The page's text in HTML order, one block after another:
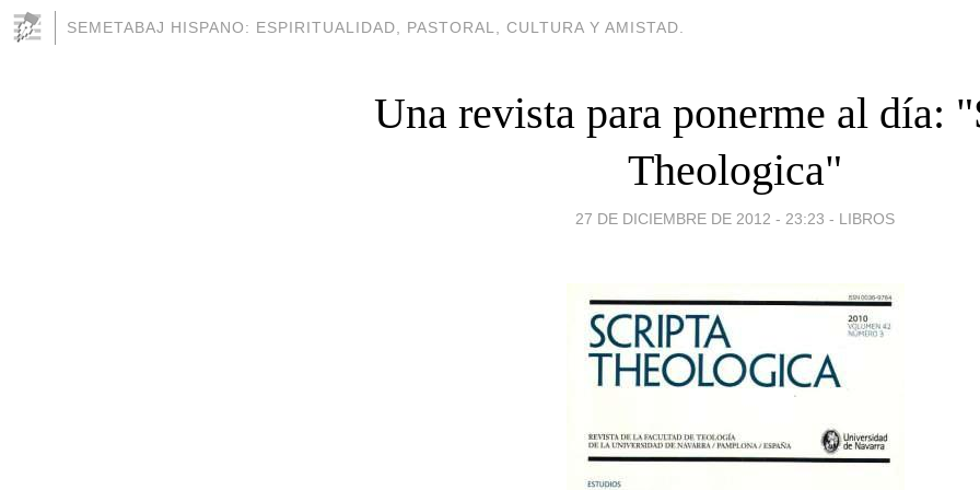
SEMETABAJ HISPANO: ESPIRITUALIDAD, PASTORAL, CULTURA Y AMISTAD.
Una revista para ponerme al día:
Theologica"
27 DE DICIEMBRE DE 2012 - 23:23 - LIBROS